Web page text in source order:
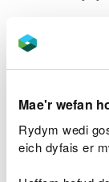
Mae'r wefan
Rydym wedi
eich dyfais er
Hafan
Lefelau